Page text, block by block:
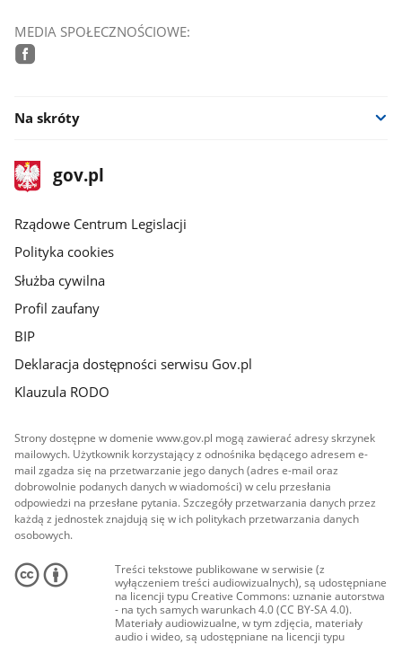
MEDIA SPOŁECZNOŚCIOWE:
Na skróty
stopka
gov.plStrona
gov.pl
Rządowe Centrum Legislacji
Polityka cookies
Służba cywilna
Profil zaufany
BIP
Deklaracja dostępności serwisu Gov.pl
Klauzula RODO
Strony dostępne w domenie www.gov.pl mogą zawierać adresy skrzynek
mailowych. Użytkownik korzystający z odnośnika będącego adresem e-
mail zgadza się na przetwarzanie jego danych (adres e-mail oraz
dobrowolnie podanych danych w wiadomości) w celu przesłania
odpowiedzi na przesłane pytania. Szczegóły przetwarzania danych przez
każdą z jednostek znajdują się w ich politykach przetwarzania danych
osobowych.
Treści tekstowe publikowane w serwisie (z
wyłączeniem treści audiowizualnych), są udostępniane
na licencji typu Creative Commons: uznanie autorstwa
- na tych samych warunkach 4.0 (CC BY-SA 4.0).
Materiały audiowizualne, w tym zdjęcia, materiały
audio i wideo, są udostępniane na licencji typu